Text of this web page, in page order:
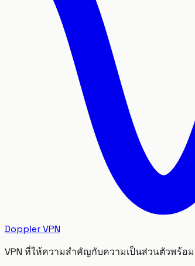
Doppler VPN
VPN ที่ให้ความสำคัญกับความเป็นส่วนตัวพร้